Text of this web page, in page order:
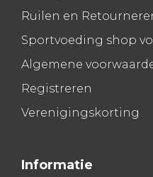
Ruilen en
Sportvoeding shop
Algemene
Registreren
Verenigingskorting
Informatie